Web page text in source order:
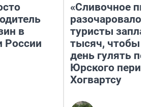
в
России
«Сливочное
разочаровало»:
туристы
тысяч, чтобы
день гулять по
Юрского
Хогвартсу